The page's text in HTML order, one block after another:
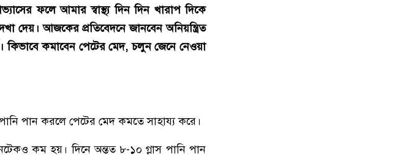
ফলে আমার স্বাস্থ্য দিন দিন খারাপ দিকে
দেয়। আজকের প্রতিবেদনে জানবেন অনিয়ন্ত্রিত
কিভাবে কমাবেন পেটের মেদ, চলুন জেনে নেওয়া
পান করলে পেটের মেদ কমতে সাহায্য করে।
কম হয়। দিনে অন্তত ৮-১০ গ্লাস পানি পান